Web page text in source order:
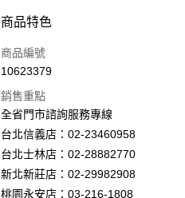
付款方式
信用卡一次付款
Apple Pay
街口支付
悠遊付
商品特色
商品編號
10623379
銷售重點
全省門市諮詢服務專線
台北信義店：02-23460958
台北士林店：02-28882770
新北新莊店：02-29982908
桃園永安店：03-216-1808